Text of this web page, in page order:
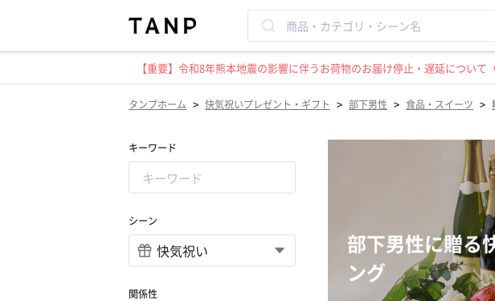
【重要】令和8年熊本地震の影響に伴うお荷物のお届け停止・遅延について
タンプホーム > 快気祝いプレゼント・ギフト > 部下男性 > 食品・スイーツ >
キーワード
シーン
関係性
部下男性に贈る
ング